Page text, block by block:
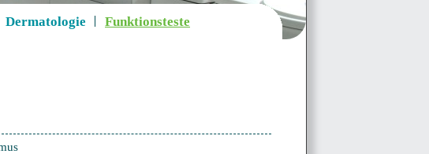
Dermatologie Funktionsteste